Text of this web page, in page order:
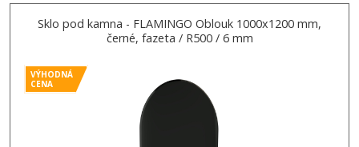
Sklo pod kamna - FLAMINGO Oblouk 1000x1200 mm,
černé, fazeta / R500 / 6 mm
VÝHODNÁ
CENA